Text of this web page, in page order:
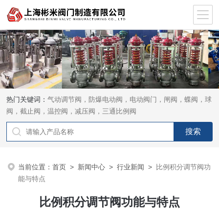
热门关键词：气动调节阀，防爆电动阀，电动阀门，闸阀，蝶阀，球
阀，截止阀，温控阀，减压阀，三通比例阀
当前位置：首页 > 新闻中心 >行业新闻 > 比例积分调节阀功
能与特点
比例积分调节阀功能与特点